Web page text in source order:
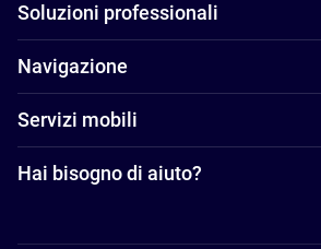
Soluzioni professionali
Navigazione
Servizi mobili
Hai bisogno di aiuto?